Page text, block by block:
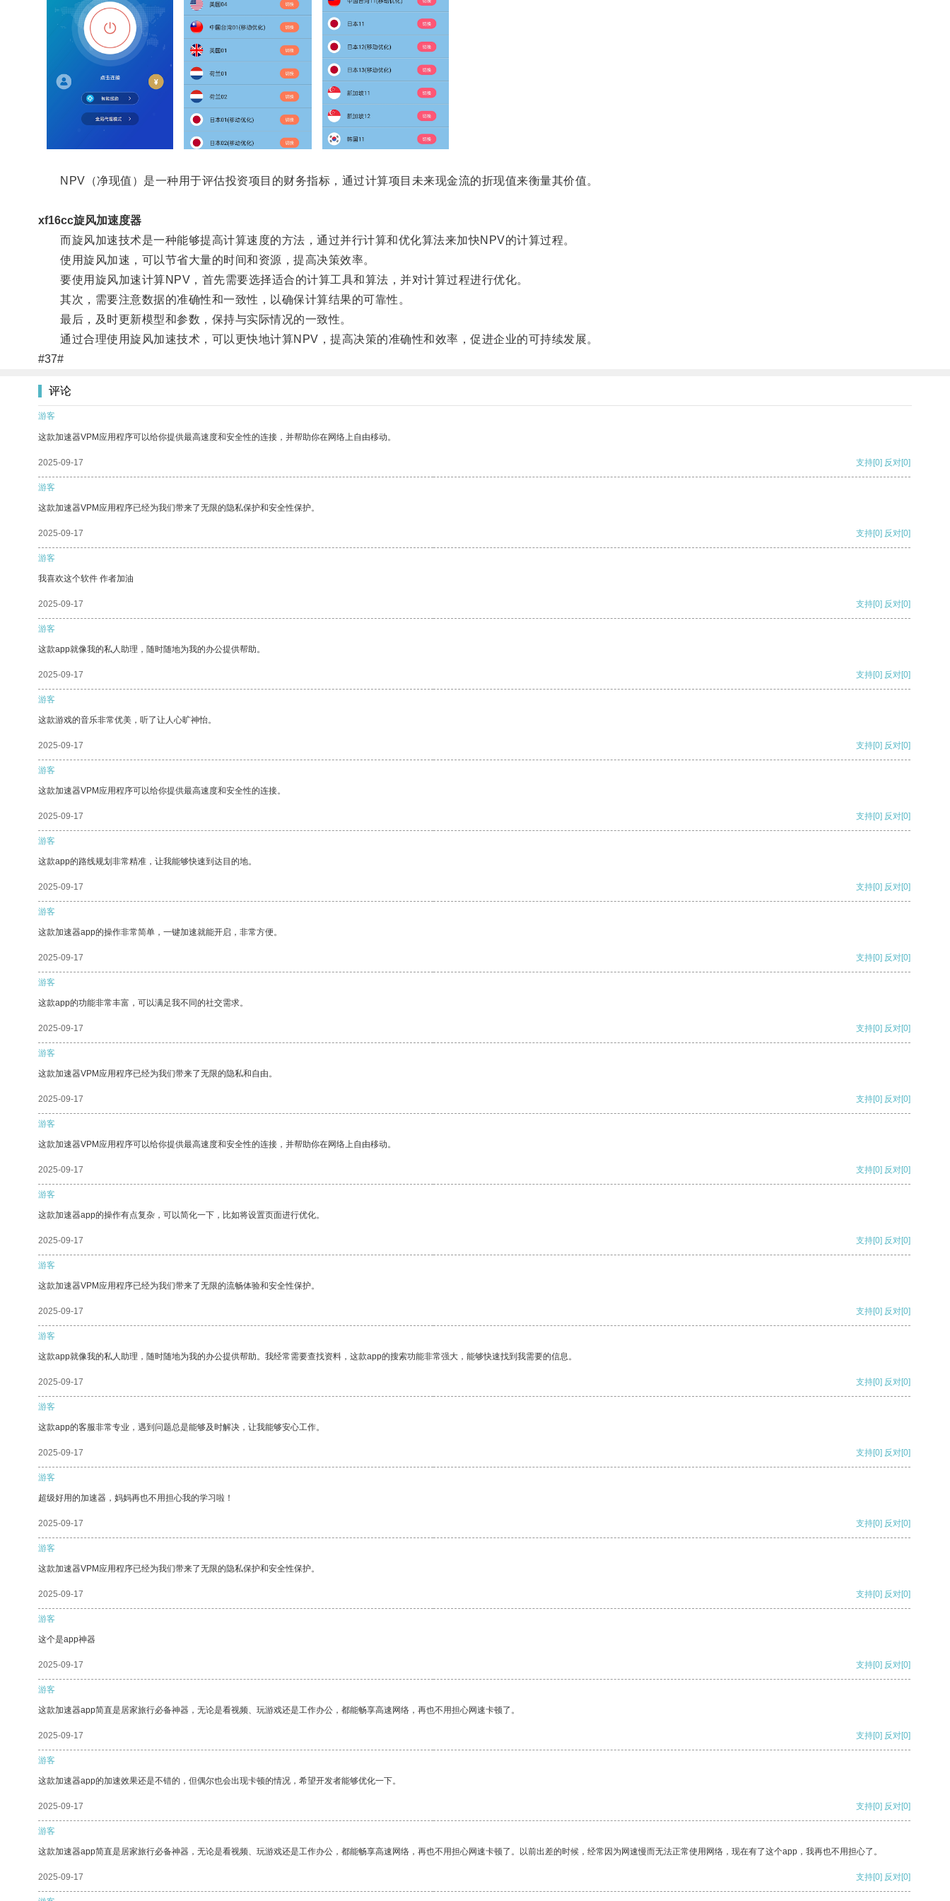
NPV（净现值）是一种用于评估投资项目的财务指标，通过计算项目未来现金流的折现值来衡量其价值。
xf16cc旋风加速度器
而旋风加速技术是一种能够提高计算速度的方法，通过并行计算和优化算法来加快NPV的计算过程。
使用旋风加速，可以节省大量的时间和资源，提高决策效率。
要使用旋风加速计算NPV，首先需要选择适合的计算工具和算法，并对计算过程进行优化。
其次，需要注意数据的准确性和一致性，以确保计算结果的可靠性。
最后，及时更新模型和参数，保持与实际情况的一致性。
通过合理使用旋风加速技术，可以更快地计算NPV，提高决策的准确性和效率，促进企业的可持续发展。
#37#
评论
游客
这款加速器VPM应用程序可以给你提供最高速度和安全性的连接，并帮助你在网络上自由移动。
2025-09-17 支持[0] 反对[0]
游客
这款加速器VPM应用程序已经为我们带来了无限的隐私保护和安全性保护。
2025-09-17 支持[0] 反对[0]
游客
我喜欢这个软件 作者加油
2025-09-17 支持[0] 反对[0]
游客
这款app就像我的私人助理，随时随地为我的办公提供帮助。
2025-09-17 支持[0] 反对[0]
游客
这款游戏的音乐非常优美，听了让人心旷神怡。
2025-09-17 支持[0] 反对[0]
游客
这款加速器VPM应用程序可以给你提供最高速度和安全性的连接。
2025-09-17 支持[0] 反对[0]
游客
这款app的路线规划非常精准，让我能够快速到达目的地。
2025-09-17 支持[0] 反对[0]
游客
这款加速器app的操作非常简单，一键加速就能开启，非常方便。
2025-09-17 支持[0] 反对[0]
游客
这款app的功能非常丰富，可以满足我不同的社交需求。
2025-09-17 支持[0] 反对[0]
游客
这款加速器VPM应用程序已经为我们带来了无限的隐私和自由。
2025-09-17 支持[0] 反对[0]
游客
这款加速器VPM应用程序可以给你提供最高速度和安全性的连接，并帮助你在网络上自由移动。
2025-09-17 支持[0] 反对[0]
游客
这款加速器app的操作有点复杂，可以简化一下，比如将设置页面进行优化。
2025-09-17 支持[0] 反对[0]
游客
这款加速器VPM应用程序已经为我们带来了无限的流畅体验和安全性保护。
2025-09-17 支持[0] 反对[0]
游客
这款app就像我的私人助理，随时随地为我的办公提供帮助。我经常需要查找资料，这款app的搜索功能非常强大，能够快速找到我需要的信息。
2025-09-17 支持[0] 反对[0]
游客
这款app的客服非常专业，遇到问题总是能够及时解决，让我能够安心工作。
2025-09-17 支持[0] 反对[0]
游客
超级好用的加速器，妈妈再也不用担心我的学习啦！
2025-09-17 支持[0] 反对[0]
游客
这款加速器VPM应用程序已经为我们带来了无限的隐私保护和安全性保护。
2025-09-17 支持[0] 反对[0]
游客
这个是app神器
2025-09-17 支持[0] 反对[0]
游客
这款加速器app简直是居家旅行必备神器，无论是看视频、玩游戏还是工作办公，都能畅享高速网络，再也不用担心网速卡顿了。
2025-09-17 支持[0] 反对[0]
游客
这款加速器app的加速效果还是不错的，但偶尔也会出现卡顿的情况，希望开发者能够优化一下。
2025-09-17 支持[0] 反对[0]
游客
这款加速器app简直是居家旅行必备神器，无论是看视频、玩游戏还是工作办公，都能畅享高速网络，再也不用担心网速卡顿了。以前出差的时候，经常因为网速慢而无法正常使用网络，现在有了这个app，我再也不用担心了。
2025-09-17 支持[0] 反对[0]